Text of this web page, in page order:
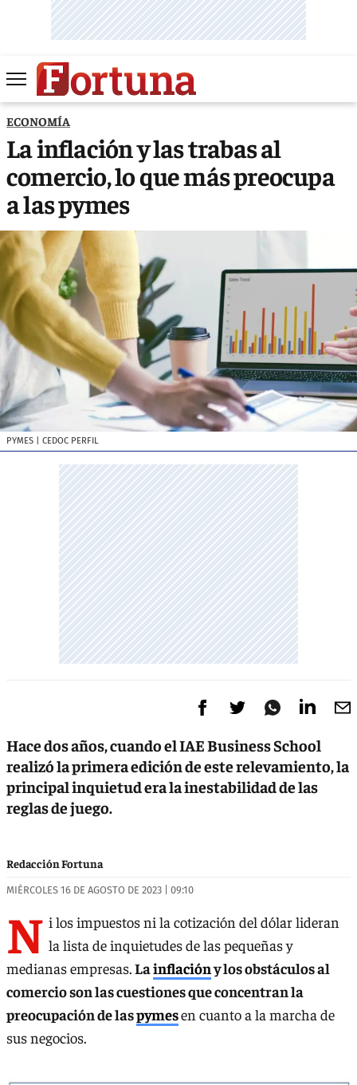
ECONOMÍA
La inflación y las trabas al
comercio, lo que más preocupa
a las pymes
PYMES | CEDOC PERFIL
Hace dos años, cuando el IAE Business School
realizó la primera edición de este relevamiento, la
principal inquietud era la inestabilidad de las
reglas de juego.
Redacción Fortuna
MIÉRCOLES 16 DE AGOSTO DE 2023 | 09:10
N i los impuestos ni la cotización del dólar lideran
la lista de inquietudes de las pequeñas y
medianas empresas.Lainflacióny los obstáculos al
comercio son las cuestiones que concentran la
preocupación de laspymesen cuanto a la marcha de
sus negocios.